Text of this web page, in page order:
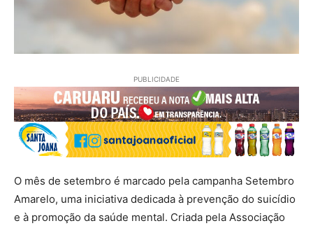
PUBLICIDADE
O mês de setembro é marcado pela campanha Setembro
Amarelo, uma iniciativa dedicada à prevenção do suicídio
e à promoção da saúde mental. Criada pela Associação